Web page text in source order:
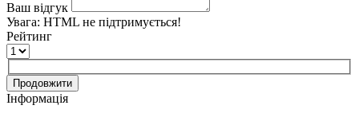
Ваш відгук
Увага: HTML не підтримується!
Рейтинг
Продовжити
Інформація